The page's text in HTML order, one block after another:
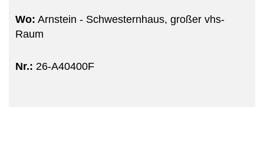
Wo: Arnstein - Schwesternhaus, großer vhs-
Raum
Nr.: 26-A40400F